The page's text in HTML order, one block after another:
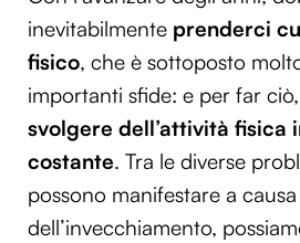
inevitabilmente prenderci
fisico, che è sottoposto
importanti sfide: e per far
svolgere dell’attività fisica
costante. Tra le diverse
possono manifestare a causa
dell’invecchiamento,